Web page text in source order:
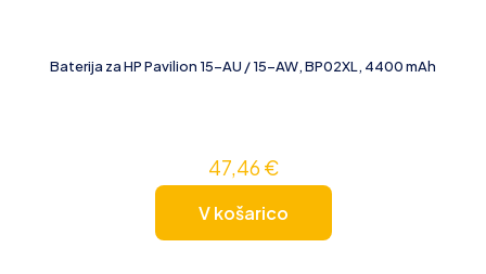
Baterija za HP Pavilion 15-AU / 15-AW, BP02XL, 4400 mAh
47,46€
V košarico